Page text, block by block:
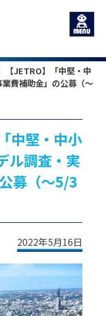
【JETRO】「中堅・中
費補助金」の公募（～
中堅・中小
ル調査・実
募（～5/3
2022年5月16日